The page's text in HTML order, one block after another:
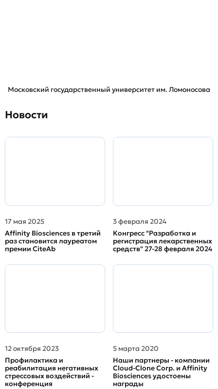
Московский государственный университет им. Ломоносова
Новости
17 мая 2025
Affinity Biosciences в третий
раз становится лауреатом
премии CiteAb
3 февраля 2024
Конгресс "Разработка и
регистрация лекарственных
средств" 27-28 февраля 2024
12 октября 2023
Профилактика и
реабилитация негативных
стрессовых воздействий -
конференция
5 марта 2020
Наши партнеры - компании
Cloud-Clone Corp. и Affinity
Biosciences удостоены
награды